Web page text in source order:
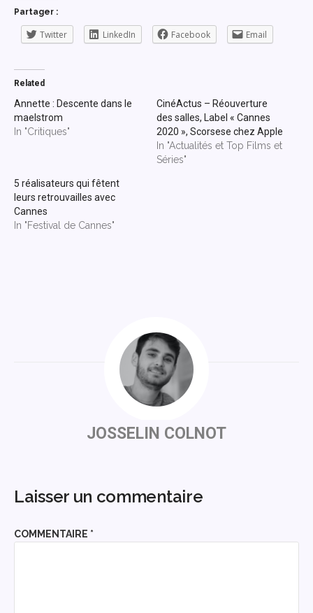
Partager :
Twitter LinkedIn Facebook Email
Related
Annette : Descente dans le
maelstrom
In "Critiques"
CinéActus – Réouverture
des salles, Label « Cannes
2020 », Scorsese chez Apple
In "Actualités et Top Films et
Séries"
5 réalisateurs qui fêtent
leurs retrouvailles avec
Cannes
In "Festival de Cannes"
JOSSELIN COLNOT
Laisser un commentaire
COMMENTAIRE *